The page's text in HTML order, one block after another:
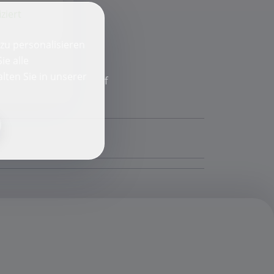
alle
Sie in unserer
f